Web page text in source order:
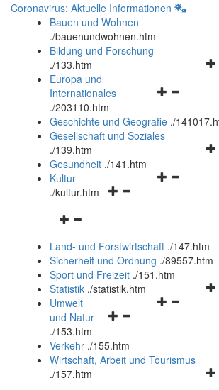
Coronavirus: Aktuelle Informationen
Bauen und Wohnen
./bauenundwohnen.htm
Bildung und Forschung
./133.htm
und
schließen
Europa und
Internationales
./203110.htm
Geschichte und Geografie ./
Gesellschaft und Soziales
./139.htm
Gesundheit ./141.htm
Navigationsmenü
Kultur
./kultur.htm
Navigationsmenü
und
schließen
Land- und Forstwirtschaft ./147.htm
Sicherheit und Ordnung ./89557.htm
Sport und Freizeit ./151.htm
Statistik ./statistik.htm
Navigationsmenü
und
schließen
Umwelt
und Natur
./153.htm
Verkehr ./155.htm
Wirtschaft, Arbeit und Tourismus
./157.htm